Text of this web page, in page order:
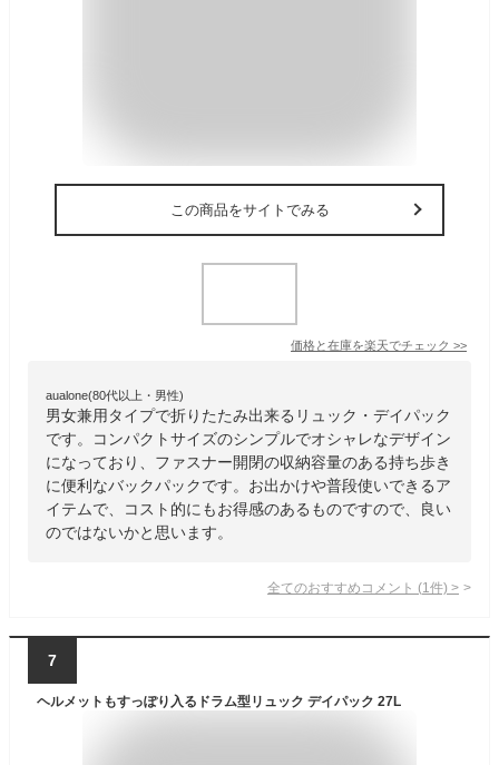
この商品をサイトでみる
価格と在庫を楽天でチェック >>
aualone(80代以上・男性)
男女兼用タイプで折りたたみ出来るリュック・デイパック
です。コンパクトサイズのシンプルでオシャレなデザイン
になっており、ファスナー開閉の収納容量のある持ち歩き
に便利なバックパックです。お出かけや普段使いできるア
イテムで、コスト的にもお得感のあるものですので、良い
のではないかと思います。
全てのおすすめコメント (1 件) >
7
ヘルメットもすっぽり入るドラム型リュック デイパック 27L